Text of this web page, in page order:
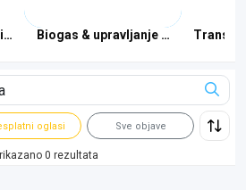
Biogas & upravljanje đubrivom
oglasi Sve objave
0 rezultata